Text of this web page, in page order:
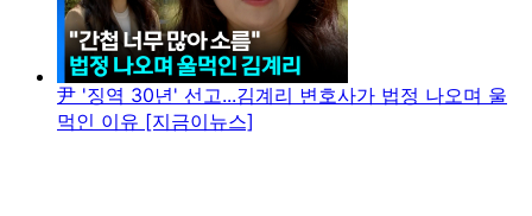
尹 '징역 30년' 선고...김계리 변호사가 법정 나오며 울
먹인 이유 [지금이뉴스]